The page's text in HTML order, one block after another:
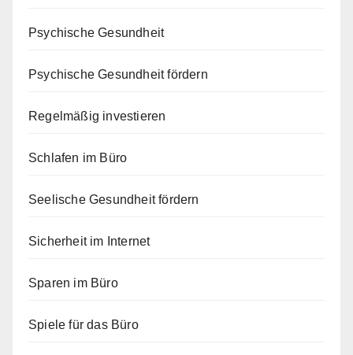
Psychische Gesundheit
Psychische Gesundheit fördern
Regelmäßig investieren
Schlafen im Büro
Seelische Gesundheit fördern
Sicherheit im Internet
Sparen im Büro
Spiele für das Büro